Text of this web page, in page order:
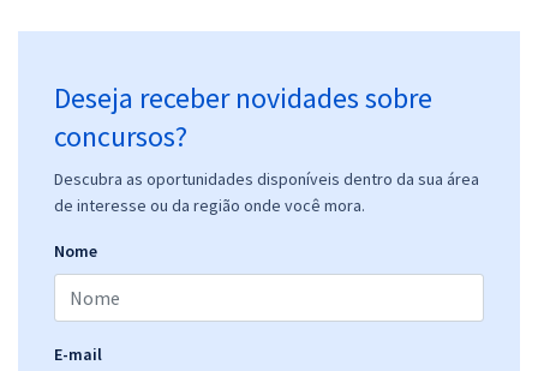
Deseja receber novidades sobre
concursos?
Descubra as oportunidades disponíveis dentro da sua área
de interesse ou da região onde você mora.
Nome
E-mail